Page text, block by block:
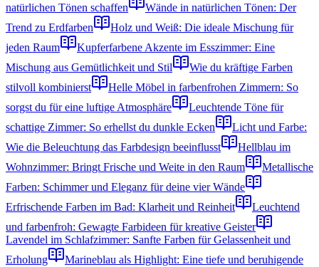
natürlichen Tönen schaffen
Wände in natürlichen Tönen: Der
Trend zu Erdfarben
Holz und Weiß: Die ideale Mischung für
jeden Raum
Kupferfarbene Akzente im Esszimmer: Eine
Mischung aus Gemütlichkeit und Stil
Wie du kräftige Farben
stilvoll kombinierst
Helle Möbel in farbenfrohen Zimmern: So
sorgst du für eine luftige Atmosphäre
Leuchtende Töne für
schattige Zimmer: So erhellst du dunkle Ecken
Licht und Farbe:
Wie die Beleuchtung das Farbdesign beeinflusst
Hellblau im
Wohnzimmer: Bringt Frische und Weite in den Raum
Metallische
Farben: Schimmer und Eleganz für deine vier Wände
Erfrischende Farben im Bad: Klarheit und Reinheit
Leuchtend
und farbenfroh: Gewagte Farbideen für kreative Geister
Lavendel im Schlafzimmer: Sanfte Farben für Gelassenheit und
Erholung
Marineblau als Highlight: Eine tiefe und beruhigende